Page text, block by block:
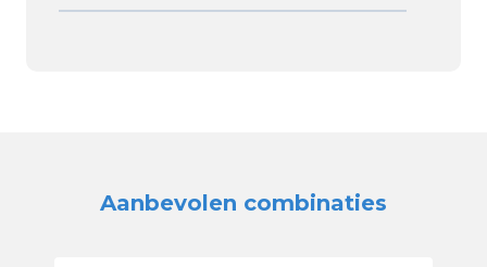
Aanbevolen combinaties